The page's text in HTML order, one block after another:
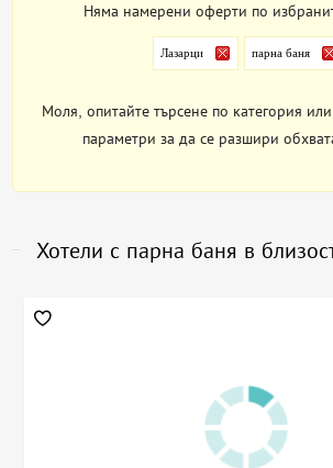
Няма намерени оферти по
Лазарци парна баня
Моля, опитайте търсене по категория
параметри за да се разшири
Хотели с парна баня в